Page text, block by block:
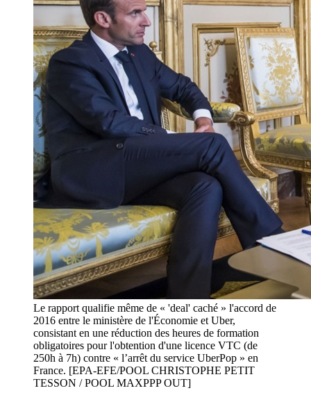
Le rapport qualifie même de « 'deal' caché » l'accord de
2016 entre le ministère de l'Économie et Uber,
consistant en une réduction des heures de formation
obligatoires pour l'obtention d'une licence VTC (de
250h à 7h) contre « l’arrêt du service UberPop » en
France. [EPA-EFE/POOL CHRISTOPHE PETIT
TESSON / POOL MAXPPP OUT]